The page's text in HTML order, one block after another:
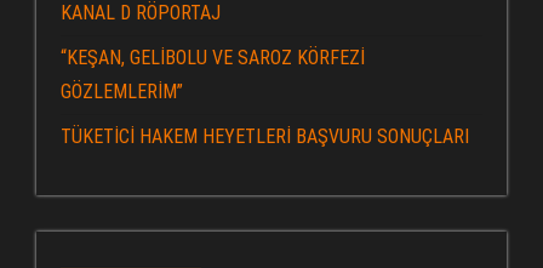
KANAL D RÖPORTAJ
“KEŞAN, GELİBOLU VE SAROZ KÖRFEZİ
GÖZLEMLERİM”
TÜKETİCİ HAKEM HEYETLERİ BAŞVURU SONUÇLARI